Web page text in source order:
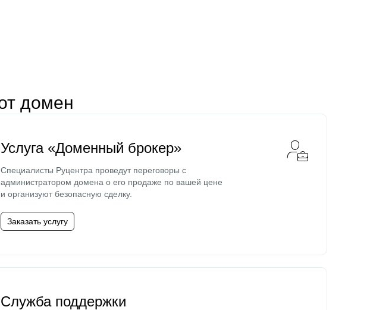
домен
Услуга «Доменный брокер»
Специалисты Руцентра проведут переговоры с
администратором домена о его продаже по вашей цене
и организуют безопасную сделку.
Заказать услугу
Служба поддержки